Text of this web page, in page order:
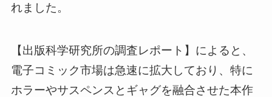
れました。
【出版科学研究所の調査レポート】によると、
電子コミック市場は急速に拡大しており、特に
ホラーやサスペンスとギャグを融合させた本作